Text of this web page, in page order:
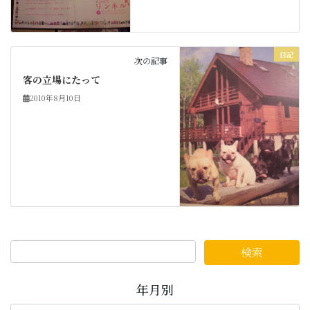
日記
次の記事
客の立場にたって
2010年8月10日
年月別
年